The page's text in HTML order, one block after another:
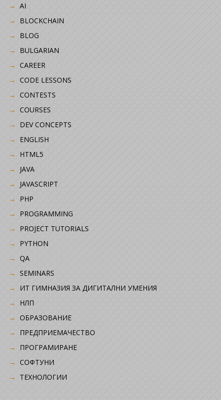
AI
BLOCKCHAIN
BLOG
BULGARIAN
CAREER
CODE LESSONS
CONTESTS
COURSES
DEV CONCEPTS
ENGLISH
HTML5
JAVA
JAVASCRIPT
PHP
PROGRAMMING
PROJECT TUTORIALS
PYTHON
QA
SEMINARS
ИТ ГИМНАЗИЯ ЗА ДИГИТАЛНИ УМЕНИЯ
НЛП
ОБРАЗОВАНИЕ
ПРЕДПРИЕМАЧЕСТВО
ПРОГРАМИРАНЕ
СОФТУНИ
ТЕХНОЛОГИИ